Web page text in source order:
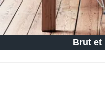
Brut et